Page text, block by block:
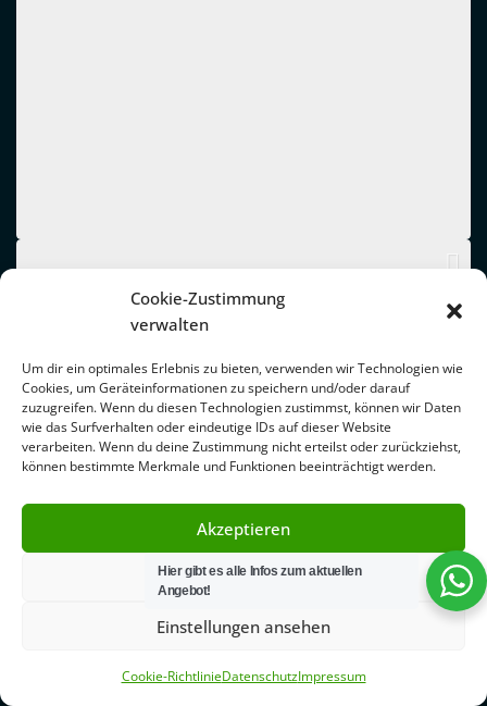
Cookie-Zustimmung
verwalten
Um dir ein optimales Erlebnis zu bieten, verwenden wir Technologien wie
Cookies, um Geräteinformationen zu speichern und/oder darauf
zuzugreifen. Wenn du diesen Technologien zustimmst, können wir Daten
wie das Surfverhalten oder eindeutige IDs auf dieser Website
verarbeiten. Wenn du deine Zustimmung nicht erteilst oder zurückziehst,
können bestimmte Merkmale und Funktionen beeinträchtigt werden.
Akzeptieren
Ablehnen
Einstellungen ansehen
Cookie-RichtlinieDatenschutzImpressum
Hier gibt es alle Infos zum aktuellen
Angebot!